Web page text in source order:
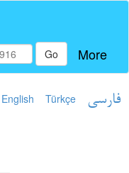
Go More
English Türkçe فارسی